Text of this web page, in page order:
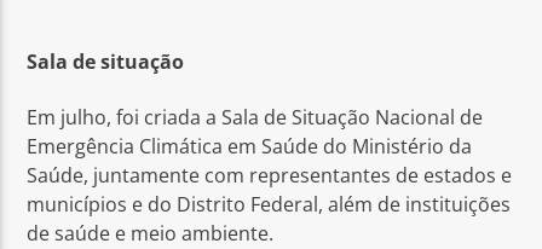
Sala de situação
Em julho, foi criada a Sala de Situação Nacional de
Emergência Climática em Saúde do Ministério da
Saúde, juntamente com representantes de estados e
municípios e do Distrito Federal, além de instituições
de saúde e meio ambiente.